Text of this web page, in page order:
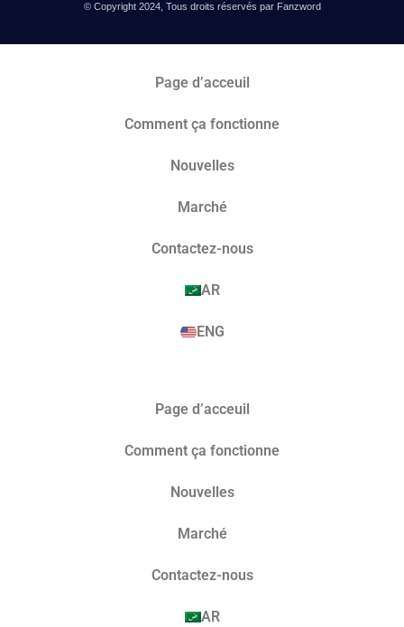
© Copyright 2024, Tous droits réservés par Fanzword
Page d’acceuil
Comment ça fonctionne
Nouvelles
Marché​
Contactez-nous
AR
ENG
Page d’acceuil
Comment ça fonctionne
Nouvelles
Marché​
Contactez-nous
AR